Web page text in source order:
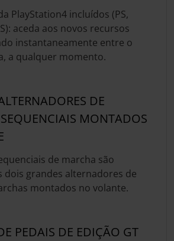
PlayStation4 incluídos (PS,
aceda aos novos recursos
instantaneamente entre o
a qualquer momento.
DE
MONTADOS
de marcha são
dois grandes alternadores de
montados no volante.
PEDAIS DE EDIÇÃO GT